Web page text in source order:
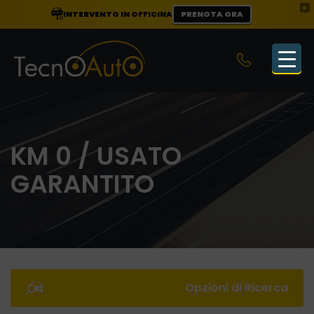
×
INTERVENTO IN OFFICINA PRENOTA ORA
KM 0 / USATO
GARANTITO
Opzioni di Ricerca